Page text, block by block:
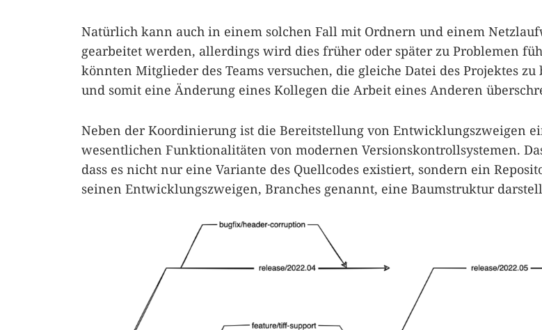
Natürlich kann auch in einem solchen Fall mit Ordnern und einem
gearbeitet werden, allerdings wird dies früher oder später zu Problemen
könnten Mitglieder des Teams versuchen, die gleiche Datei des Projektes zu
und somit eine Änderung eines Kollegen die Arbeit eines Anderen
Neben der Koordinierung ist die Bereitstellung von Entwicklungszweigen
wesentlichen Funktionalitäten von modernen Versionskontrollsystemen.
dass es nicht nur eine Variante des Quellcodes existiert, sondern ein
seinen Entwicklungszweigen, Branches genannt, eine Baumstruktur